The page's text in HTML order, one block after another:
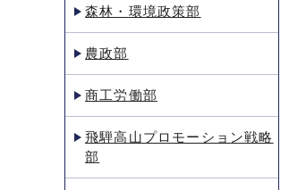
森林・環境政策部
農政部
商工労働部
飛騨高山プロモーション戦略
部